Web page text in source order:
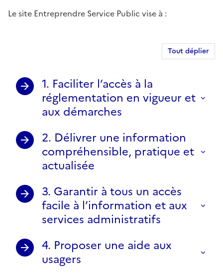
Le site Entreprendre Service Public vise à :
Tout déplier
1. Faciliter l’accès à la
réglementation en vigueur et
aux démarches
2. Délivrer une information
compréhensible, pratique et
actualisée
3. Garantir à tous un accès
facile à l’information et aux
services administratifs
4. Proposer une aide aux
usagers